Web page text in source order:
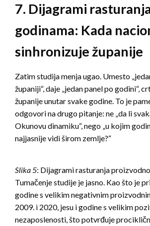
7. Dijagrami
godinama: Kada
sinhronizuje županije
Zatim studija menja ugao. Umesto
županiji“, daje „jedan panel po godini“,
županije unutar svake godine. To je
odgovori na drugo pitanje: ne „da li
Okunovu dinamiku“, nego „u kojim
najjasnije vidi širom zemlje?“
Slika 5: Dijagrami rasturanja
Tumačenje studije je jasno. Kao što je
godine s velikim negativnim
2009. i 2020, jesu i godine s velikim
nezaposlenosti, što potvrđuje